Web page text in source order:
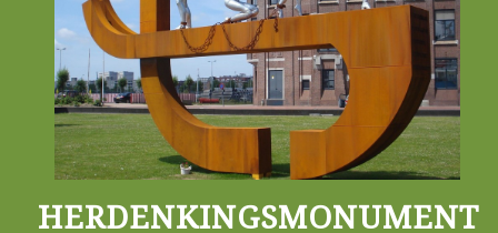
HERDENKINGSMONUMENT